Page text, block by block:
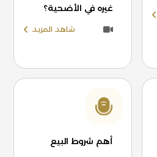
غيره في الأضحية؟
شاهد المزيد
أهم شروط البيع